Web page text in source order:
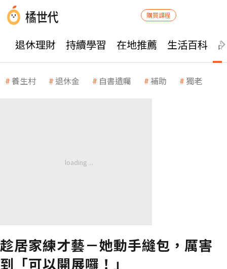
購買課程
退休理財 持續學習 在地推薦 生活百科
養生村 退休金 自書遺囑 補助 獨老
趁居家練才藝－她動手縫包，厲害
到「可以開展囉！」